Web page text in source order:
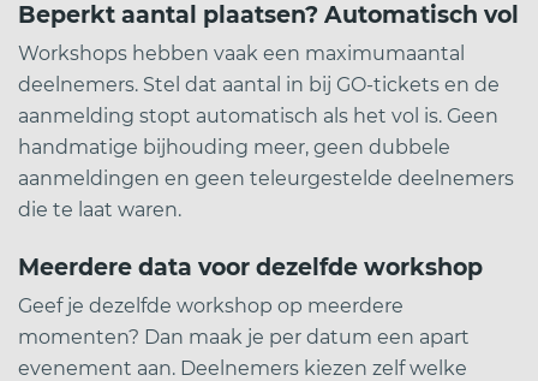
Beperkt aantal plaatsen? Automatisch vol
Workshops hebben vaak een maximumaantal
deelnemers. Stel dat aantal in bij GO-tickets en de
aanmelding stopt automatisch als het vol is. Geen
handmatige bijhouding meer, geen dubbele
aanmeldingen en geen teleurgestelde deelnemers
die te laat waren.
Meerdere data voor dezelfde workshop
Geef je dezelfde workshop op meerdere
momenten? Dan maak je per datum een apart
evenement aan. Deelnemers kiezen zelf welke